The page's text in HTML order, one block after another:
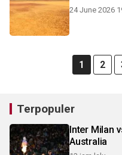
24 June 2026
1 2
Terpopuler
Inter Milan
Australia